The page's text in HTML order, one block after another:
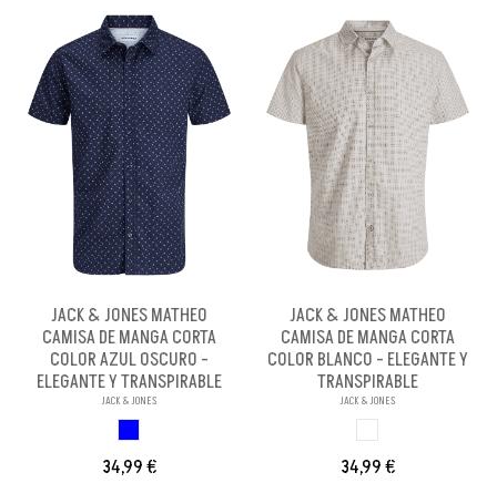
JACK & JONES MATHEO
CAMISA DE MANGA CORTA
COLOR AZUL OSCURO -
ELEGANTE Y TRANSPIRABLE
JACK & JONES
34,99 €
JACK & JONES MATHEO
CAMISA DE MANGA CORTA
COLOR BLANCO - ELEGANTE Y
TRANSPIRABLE
JACK & JONES
34,99 €